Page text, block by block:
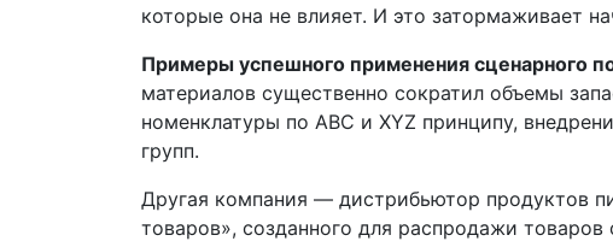
которые она не влияет. И это затормаживает
Примеры успешного применения сценарного
материалов существенно сократил объемы
номенклатуры по ABC и XYZ принципу,
групп.
Другая компания — дистрибьютор продуктов
товаров», созданного для распродажи